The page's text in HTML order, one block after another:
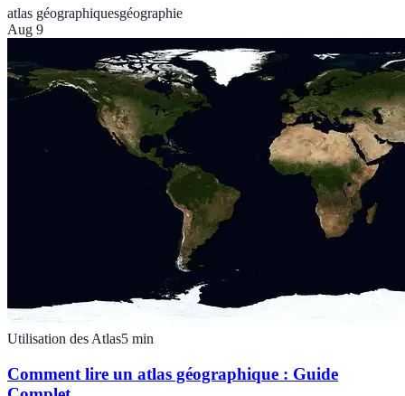
atlas géographiquesgéographie
Aug 9
Utilisation des Atlas5 min
Comment lire un atlas géographique : Guide